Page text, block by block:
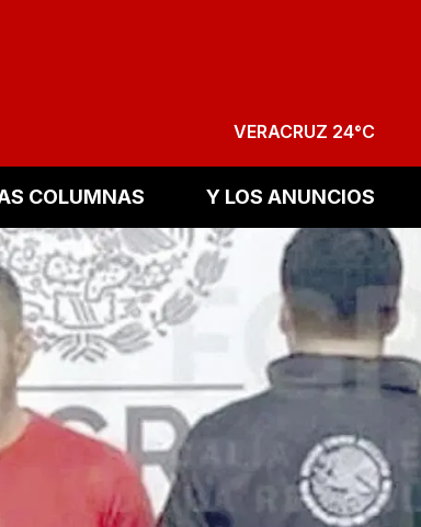
VERACRUZ 24°C
COLUMNAS Y LOS ANUNCIOS